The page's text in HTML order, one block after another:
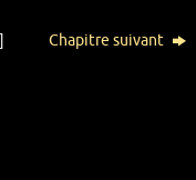
] Chapitre suivant